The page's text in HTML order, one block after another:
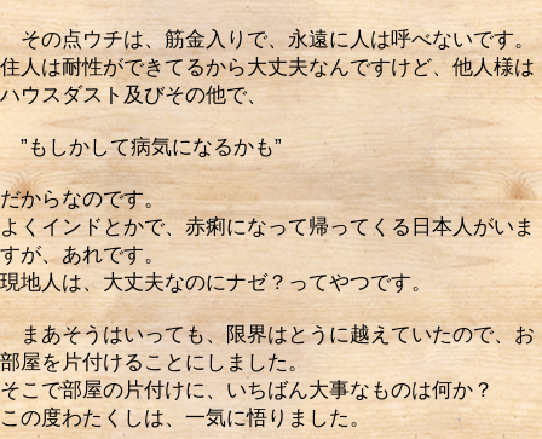
その点ウチは、筋金入りで、永遠に人は呼べないです。
住人は耐性ができてるから大丈夫なんですけど、他人様は
ハウスダスト及びその他で、
”もしかして病気になるかも”
だからなのです。
よくインドとかで、赤痢になって帰ってくる日本人がいま
すが、あれです。
現地人は、大丈夫なのにナゼ？ってやつです。
まあそうはいっても、限界はとうに越えていたので、お
部屋を片付けることにしました。
そこで部屋の片付けに、いちばん大事なものは何か？
この度わたくしは、一気に悟りました。